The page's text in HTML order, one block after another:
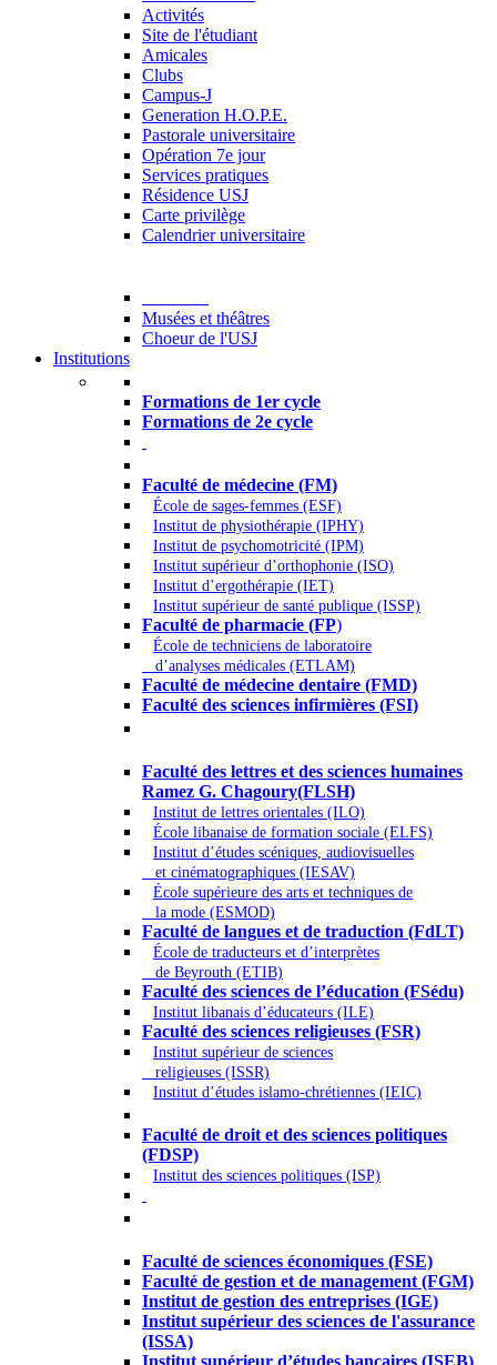
Activités
Site de l'étudiant
Amicales
Clubs
Campus-J
Generation H.O.P.E.
Pastorale universitaire
Opération 7e jour
Services pratiques
Résidence USJ
Carte privilège
Calendrier universitaire
Musées et théâtres
Choeur de l'USJ
Institutions
Formations de 1er cycle
Formations de 2e cycle
Faculté de médecine (FM)
École de sages-femmes (ESF)
Institut de physiothérapie (IPHY)
Institut de psychomotricité (IPM)
Institut supérieur d’orthophonie (ISO)
Institut d’ergothérapie (IET)
Institut supérieur de santé publique (ISSP)
Faculté de pharmacie (FP)
École de techniciens de laboratoire
d’analyses médicales (ETLAM)
Faculté de médecine dentaire (FMD)
Faculté des sciences infirmières (FSI)
Faculté des lettres et des sciences humaines
Ramez G. Chagoury(FLSH)
Institut de lettres orientales (ILO)
École libanaise de formation sociale (ELFS)
Institut d’études scéniques, audiovisuelles
et cinématographiques (IESAV)
École supérieure des arts et techniques de
la mode (ESMOD)
Faculté de langues et de traduction (FdLT)
École de traducteurs et d’interprètes
de Beyrouth (ETIB)
Faculté des sciences de l’éducation (FSédu)
Institut libanais d’éducateurs (ILE)
Faculté des sciences religieuses (FSR)
Institut supérieur de sciences
religieuses (ISSR)
Institut d’études islamo-chrétiennes (IEIC)
Faculté de droit et des sciences politiques
(FDSP)
Institut des sciences politiques (ISP)
Faculté de sciences économiques (FSE)
Faculté de gestion et de management (FGM)
Institut de gestion des entreprises (IGE)
Institut supérieur des sciences de l'assurance
(ISSA)
Institut supérieur d’études bancaires (ISEB)